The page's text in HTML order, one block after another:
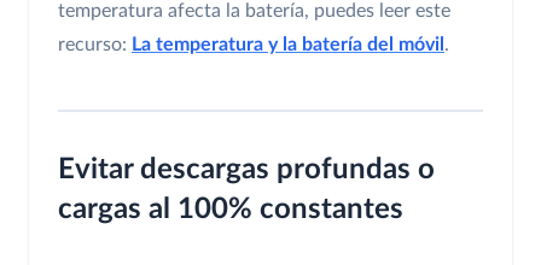
temperatura afecta la batería, puedes leer este
recurso: La temperatura y la batería del móvil .
Evitar descargas profundas o
cargas al 100% constantes